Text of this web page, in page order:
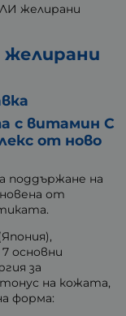
желирани
с витамин C
от ново
поддържане на
от
основни
за
на кожата,
форма: